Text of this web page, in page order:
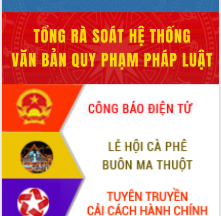
trong thương mại điện tử năm 2026
Đoàn đại biểu Quốc hội tỉnh Đắk Lắk
trao đổi thông tin trước Kỳ họp thứ
nhất, Quốc hội khóa XVI
Quyết liệt cải cách hành chính, khơi
thông nguồn lực phát triển
Nâng cao hiệu lực, hiệu quả HĐND
tỉnh thông qua hiện đại hóa hành chính
Xã Ea Phê gắn cải cách hành chính với
chuyển đổi số
Phó Chủ tịch Thường trực UBND tỉnh
Hồ Thị Nguyên Thảo làm việc tại Trung
tâm Phục vụ hành chính công xã Ea
Xây dựng nền hành chính số đồng
hành cùng nông dân dân, doanh nghiệp
Giai đoạn 2026-2030, Đắk Lắk phấn
đấu có 77% xã đạt chuẩn nông thôn
mới